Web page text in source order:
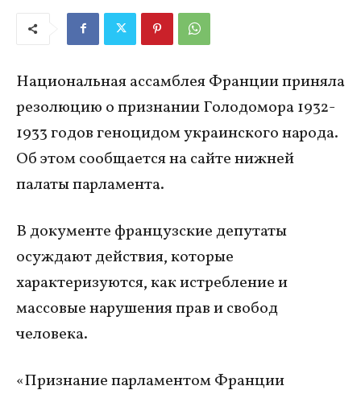
Национальная ассамблея Франции приняла
резолюцию о признании Голодомора 1932-
1933 годов геноцидом украинского народа.
Об этом сообщается на сайте нижней
палаты парламента.
В документе французские депутаты
осуждают действия, которые
характеризуются, как истребление и
массовые нарушения прав и свобод
человека.
«Признание парламентом Франции